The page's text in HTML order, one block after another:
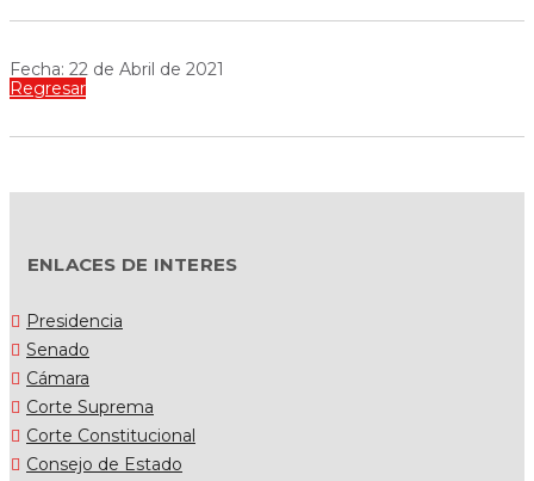
Fecha: 22 de Abril de 2021
Regresar
ENLACES DE INTERES
Presidencia
Senado
Cámara
Corte Suprema
Corte Constitucional
Consejo de Estado